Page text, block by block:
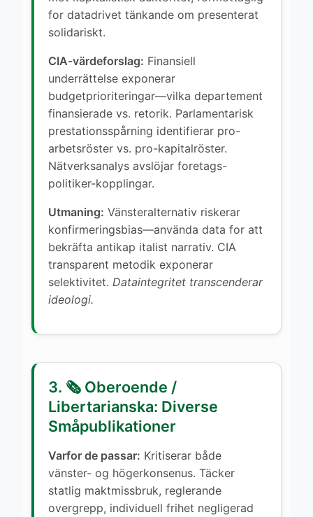
for datadrivet tänkande om presenterat
solidariskt.
CIA-värdeforslag: Finansiell
underrättelse exponerar
budgetprioriteringar—vilka departement
finansierade vs. retorik. Parlamentarisk
prestationsspårning identifierar pro-
arbetsröster vs. pro-kapitalröster.
Nätverksanalys avslöjar foretags-
politiker-kopplingar.
Utmaning: Vänsteralternativ riskerar
konfirmeringsbias—använda data for att
bekräfta antikap italist narrativ. CIA
transparent metodik exponerar
selektivitet. Dataintegritet transcenderar
ideologi.
3. 🗞️ Oberoende /
Libertarianska: Diverse
Småpublikationer
Varfor de passar: Kritiserar både
vänster- og högerkonsenus. Täcker
statlig maktmissbruk, reglerande
overgrepp, individuell frihet negligerad